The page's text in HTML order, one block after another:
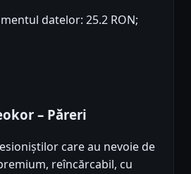
datelor: 25.2 RON;
– Păreri
care au nevoie de
reîncărcabil, cu